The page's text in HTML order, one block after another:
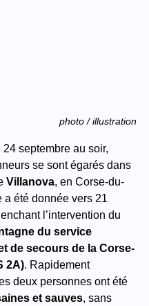
photo / illustration
septembre au soir,
se sont égarés dans
Villanova, en Corse-du-
a été donnée vers 21
l’intervention du
du service
de secours de la Corse-
2A). Rapidement
deux personnes ont été
et sauves, sans